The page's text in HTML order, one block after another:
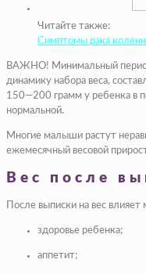
Читайте также:
Симптомы рака
ВАЖНО! Минимальный
динамику набора веса,
150—200 грамм у ребенка в
нормальной.
Многие малыши растут
ежемесячный весовой
Вес после
После выписки на вес влияет
здоровье ребенка;
аппетит;